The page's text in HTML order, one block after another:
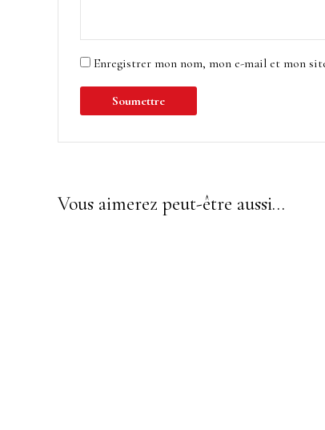
Enregistrer mon nom, mon e-mail et mon
Vous aimerez peut-être aussi…